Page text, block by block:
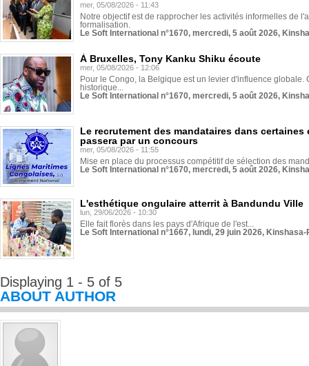
mer, 05/08/2026 - 11:43
Notre objectif est de rapprocher les activités informelles de
formalisation.
Le Soft International n°1670, mercredi, 5 août 2026,
À Bruxelles, Tony Kanku Shiku écoute
mer, 05/08/2026 - 12:06
Pour le Congo, la Belgique est un levier d'influence globale.
historique...
Le Soft International n°1670, mercredi, 5 août 2026,
Le recrutement des mandataires dans
passera par un concours
mer, 05/08/2026 - 11:55
Mise en place du processus compétitif de sélection des
Le Soft International n°1670, mercredi, 5 août 2026,
L'esthétique ongulaire atterrit à Bandundu Ville
lun, 29/06/2026 - 10:30
Elle fait florès dans les pays d'Afrique de l'est...
Le Soft International n°1667, lundi, 29 juin 2026,
Displaying 1 - 5 of 5
ABOUT AUTHOR